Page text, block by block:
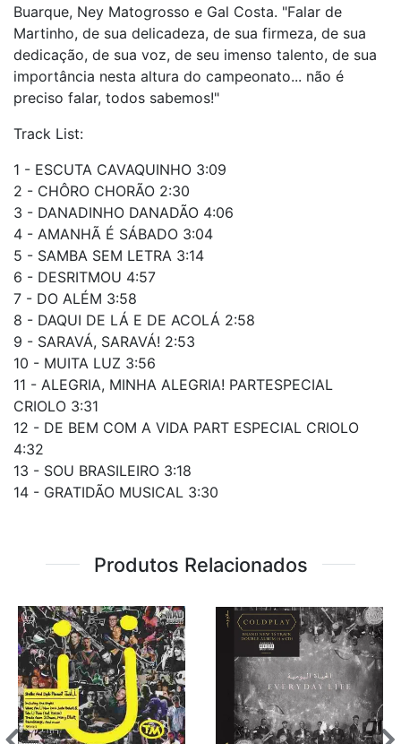
Buarque, Ney Matogrosso e Gal Costa. "Falar de
Martinho, de sua delicadeza, de sua firmeza, de sua
dedicação, de sua voz, de seu imenso talento, de sua
importância nesta altura do campeonato... não é
preciso falar, todos sabemos!"
Track List:
1 - ESCUTA CAVAQUINHO 3:09
2 - CHÔRO CHORÃO 2:30
3 - DANADINHO DANADÃO 4:06
4 - AMANHÃ É SÁBADO 3:04
5 - SAMBA SEM LETRA 3:14
6 - DESRITMOU 4:57
7 - DO ALÉM 3:58
8 - DAQUI DE LÁ E DE ACOLÁ 2:58
9 - SARAVÁ, SARAVÁ! 2:53
10 - MUITA LUZ 3:56
11 - ALEGRIA, MINHA ALEGRIA! PARTESPECIAL
CRIOLO 3:31
12 - DE BEM COM A VIDA PART ESPECIAL CRIOLO
4:32
13 - SOU BRASILEIRO 3:18
14 - GRATIDÃO MUSICAL 3:30
Produtos Relacionados